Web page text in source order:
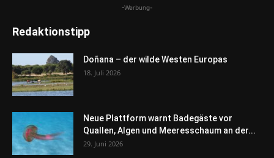
-Werbung-
Redaktionstipp
Doñana – der wilde Westen Europas
18. Juli 2026
Neue Plattform warnt Badegäste vor
Quallen, Algen und Meeresschaum an der...
29. Juni 2026